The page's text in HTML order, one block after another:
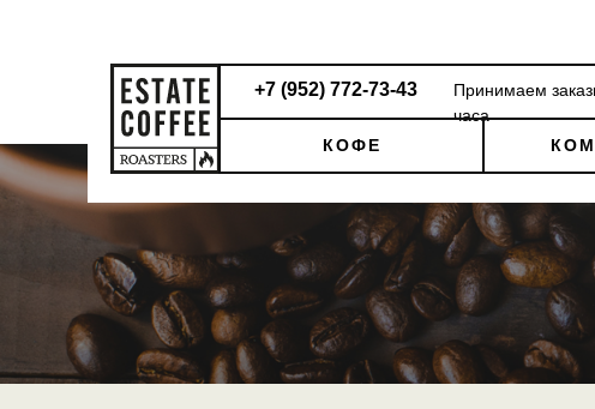
+7 (952) 772-73-43
Принимаем
часа
КОФЕ
+7 (952) 772-73-43
Принимаем
часа
КОФЕ